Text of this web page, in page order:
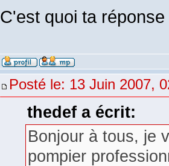
C'est quoi ta
Posté le: 13 Juin 2007,
thedef a écrit:
Bonjour à tous, je
pompier